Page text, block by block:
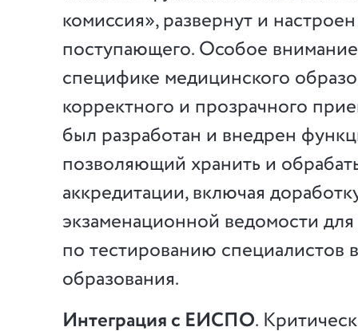
комиссия», развернут и
поступающего. Особое
специфике медицинского
корректного и прозрачного
был разработан и внедрен
позволяющий хранить и
аккредитации, включая
экзаменационной ведомости
по тестированию специалистов
образования.
Интеграция с ЕИСПО.